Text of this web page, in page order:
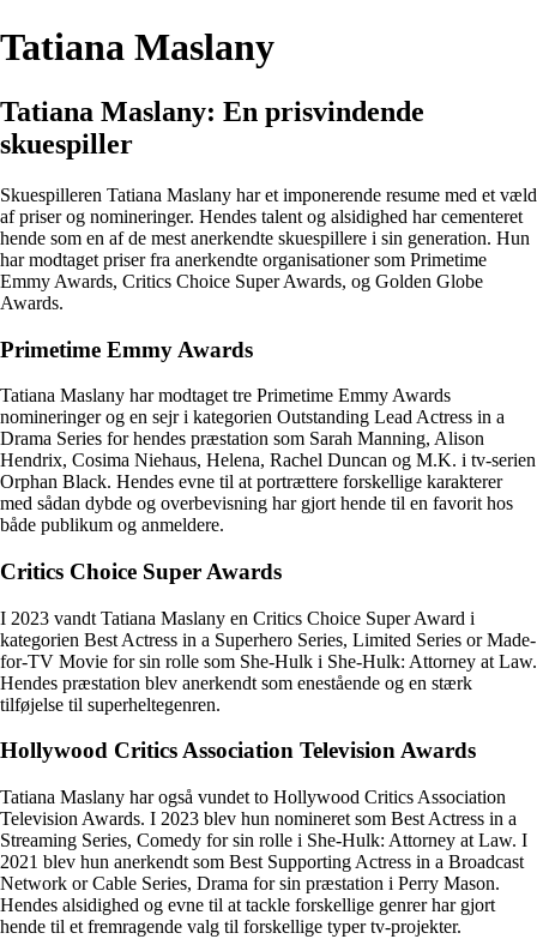
Tatiana Maslany
Tatiana Maslany: En prisvindende
skuespiller
Skuespilleren Tatiana Maslany har et imponerende resume med et væld
af priser og nomineringer. Hendes talent og alsidighed har cementeret
hende som en af de mest anerkendte skuespillere i sin generation. Hun
har modtaget priser fra anerkendte organisationer som Primetime
Emmy Awards, Critics Choice Super Awards, og Golden Globe
Awards.
Primetime Emmy Awards
Tatiana Maslany har modtaget tre Primetime Emmy Awards
nomineringer og en sejr i kategorien Outstanding Lead Actress in a
Drama Series for hendes præstation som Sarah Manning, Alison
Hendrix, Cosima Niehaus, Helena, Rachel Duncan og M.K. i tv-serien
Orphan Black. Hendes evne til at portrættere forskellige karakterer
med sådan dybde og overbevisning har gjort hende til en favorit hos
både publikum og anmeldere.
Critics Choice Super Awards
I 2023 vandt Tatiana Maslany en Critics Choice Super Award i
kategorien Best Actress in a Superhero Series, Limited Series or Made-
for-TV Movie for sin rolle som She-Hulk i She-Hulk: Attorney at Law.
Hendes præstation blev anerkendt som enestående og en stærk
tilføjelse til superheltegenren.
Hollywood Critics Association Television Awards
Tatiana Maslany har også vundet to Hollywood Critics Association
Television Awards. I 2023 blev hun nomineret som Best Actress in a
Streaming Series, Comedy for sin rolle i She-Hulk: Attorney at Law. I
2021 blev hun anerkendt som Best Supporting Actress in a Broadcast
Network or Cable Series, Drama for sin præstation i Perry Mason.
Hendes alsidighed og evne til at tackle forskellige genrer har gjort
hende til et fremragende valg til forskellige typer tv-projekter.